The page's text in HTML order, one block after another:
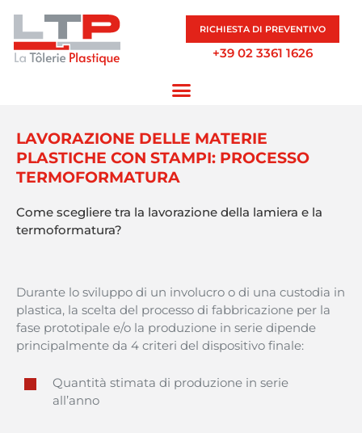
RICHIESTA DI PREVENTIVO
+39 02 3361 1626
LAVORAZIONE DELLE MATERIE
PLASTICHE CON STAMPI: PROCESSO
TERMOFORMATURA
Come scegliere tra la lavorazione della lamiera e la
termoformatura?
Durante lo sviluppo di un involucro o di una custodia in
plastica, la scelta del processo di fabbricazione per la
fase prototipale e/o la produzione in serie dipende
principalmente da 4 criteri del dispositivo finale:
Quantità stimata di produzione in serie
all’anno